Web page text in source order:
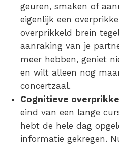
geuren, smaken of
eigenlijk een
overprikkeld brein
aanraking van je
meer hebben, geniet
en wilt alleen nog
concertzaal.
Cognitieve
eind van een lange
hebt de hele dag
informatie gekregen.